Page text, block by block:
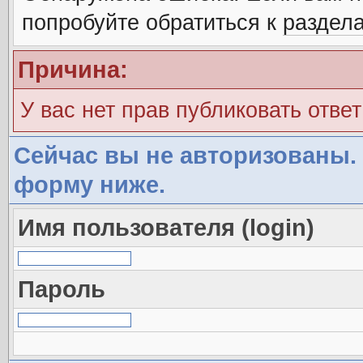
попробуйте обратиться к
Причина:
У вас нет прав публиковать
Сейчас вы не авторизованы.
форму ниже.
Имя пользователя (login)
Пароль